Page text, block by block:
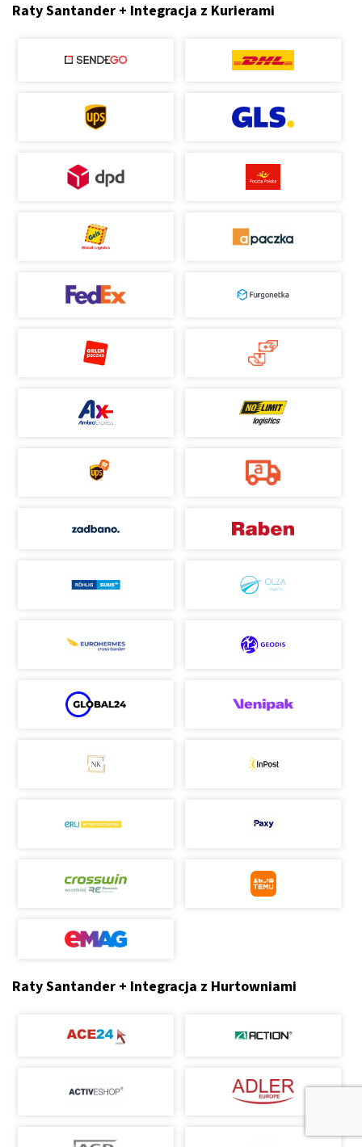
Raty Santander + Integracja z Kurierami
Raty Santander + Integracja z Hurtowniami